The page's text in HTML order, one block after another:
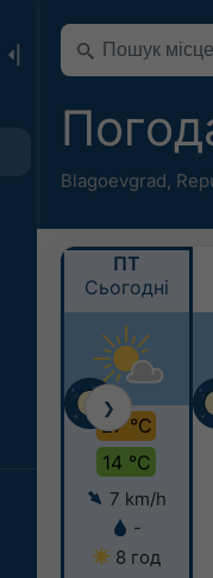
Blagoevgrad,
ПТ
Сьогодні
27 °C
14 °C
7 km/h
-
8 год
❯